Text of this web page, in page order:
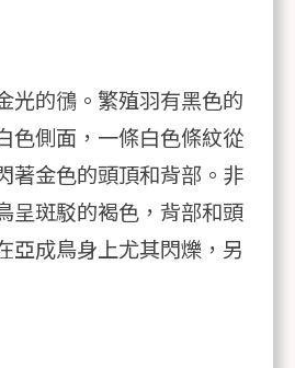
光的鴴。繁殖羽有黑色的
色側面，一條白色條紋從
著金色的頭頂和背部。非
呈斑駁的褐色，背部和頭
亞成鳥身上尤其閃爍，另